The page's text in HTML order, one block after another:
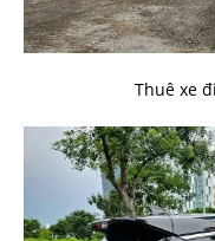
Thuê xe